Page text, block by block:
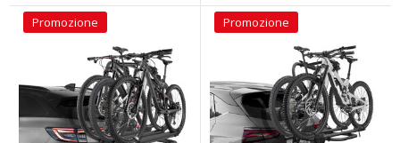
Promozione Promozione